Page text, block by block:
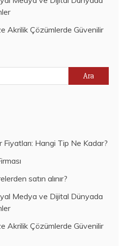
Akrilik Çözümlerde Güvenilir
Fiyatları: Hangi Tip Ne Kadar?
satın alınır?
Medya ve Dijital Dünyada
Akrilik Çözümlerde Güvenilir